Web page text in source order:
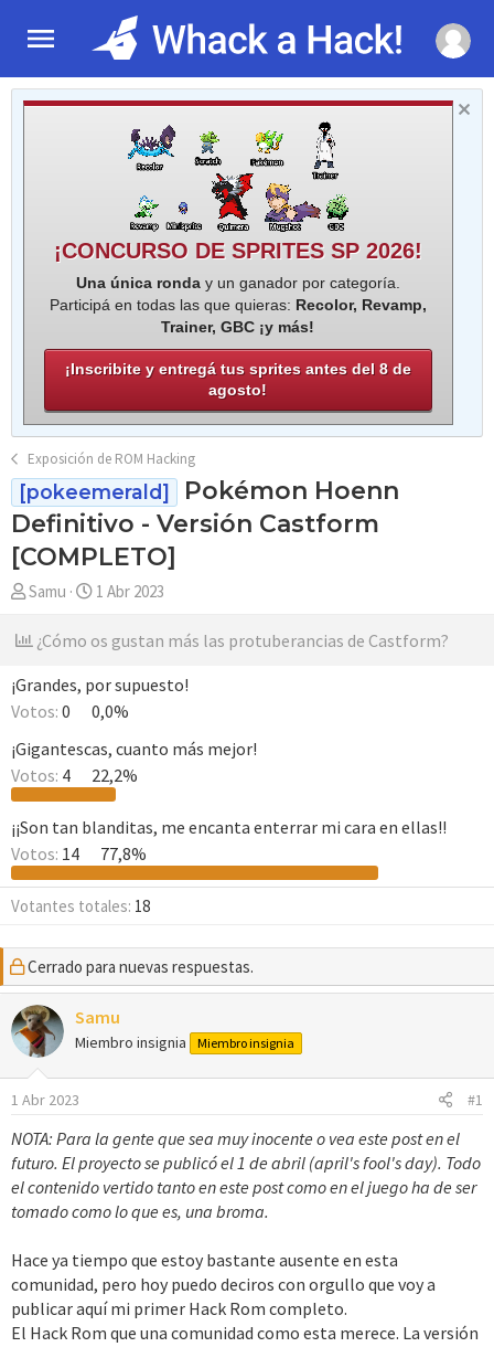
¡CONCURSO DE SPRITES SP 2026!
Una única ronday un ganador por categoría.
Participá en todas las que quieras: Recolor, Revamp,
Trainer, GBC ¡y más!
¡Inscribite y entregá tus sprites antes del 8 de
agosto!
Exposición de ROM Hacking
[pokeemerald]
Pokémon Hoenn
Definitivo - Versión Castform
[COMPLETO]
A
t
r
Samu
F
c
a
d
i
n
i
c
o
1 Abr 2023
¿Cómo os gustan más las protuberancias de Castform?
¡Grandes, por supuesto!
Votos: 0
0,0%
¡Gigantescas, cuanto más mejor!
Votos: 4 22,2%
¡¡Son tan blanditas, me encanta enterrar mi cara en ellas!!
Votos: 14 77,8%
Votantes totales 18
Cerrado para nuevas respuestas.
Samu
Miembro insignia Miembro insignia
1 Abr 2023 #1
NOTA: Para la gente que sea muy inocente o vea este post en el
futuro. El proyecto se publicó el 1 de abril (april's fool's day). Todo
el contenido vertido tanto en este post como en el juego ha de ser
tomado como lo que es, una broma.
Hace ya tiempo que estoy bastante ausente en esta
comunidad, pero hoy puedo deciros con orgullo que voy a
publicar aquí mi primer Hack Rom completo.
El Hack Rom que una comunidad como esta merece. La versión